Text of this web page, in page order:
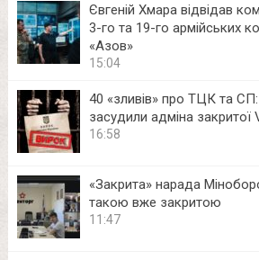
Євгеній Хмара відвідав
3-го та 19-го армійських
«Азов»
15:04
40 «зливів» про ТЦК та СП:
засудили адміна закритої
16:58
«Закрита» нарада
такою вже закритою
11:47